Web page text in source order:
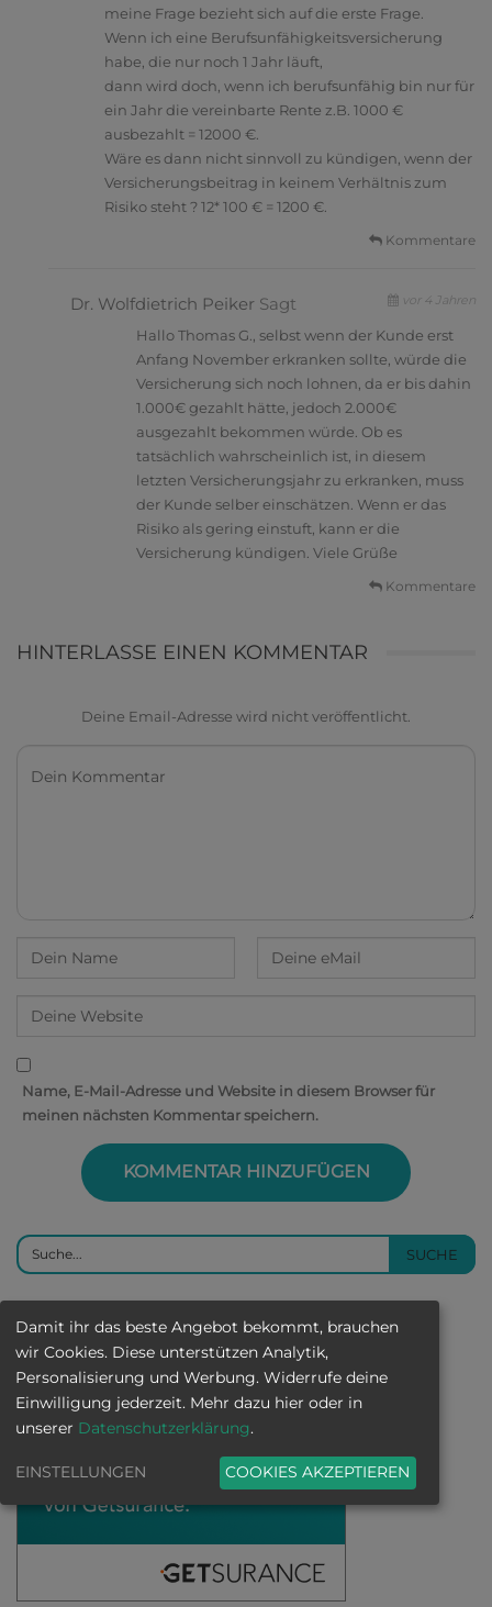
meine Frage bezieht sich auf die erste Frage.
Wenn ich eine Berufsunfähigkeitsversicherung
habe, die nur noch 1 Jahr läuft,
dann wird doch, wenn ich berufsunfähig bin nur für
ein Jahr die vereinbarte Rente z.B. 1000 €
ausbezahlt = 12000 €.
Wäre es dann nicht sinnvoll zu kündigen, wenn der
Versicherungsbeitrag in keinem Verhältnis zum
Risiko steht ? 12* 100 € = 1200 €.
Kommentare
Dr. Wolfdietrich Peiker Sagt vor 4 Jahren
Hallo Thomas G., selbst wenn der Kunde erst
Anfang November erkranken sollte, würde die
Versicherung sich noch lohnen, da er bis dahin
1.000€ gezahlt hätte, jedoch 2.000€
ausgezahlt bekommen würde. Ob es
tatsächlich wahrscheinlich ist, in diesem
letzten Versicherungsjahr zu erkranken, muss
der Kunde selber einschätzen. Wenn er das
Risiko als gering einstuft, kann er die
Versicherung kündigen. Viele Grüße
Kommentare
HINTERLASSE EINEN KOMMENTAR
Deine Email-Adresse wird nicht veröffentlicht.
Name, E-Mail-Adresse und Website in diesem Browser für
meinen nächsten Kommentar speichern.
Damit ihr das beste Angebot bekommt, brauchen
wir Cookies. Diese unterstützen Analytik,
Personalisierung und Werbung. Widerrufe deine
Einwilligung jederzeit. Mehr dazu hier oder in
unserer Datenschutzerklärung.
EINSTELLUNGEN COOKIES AKZEPTIEREN